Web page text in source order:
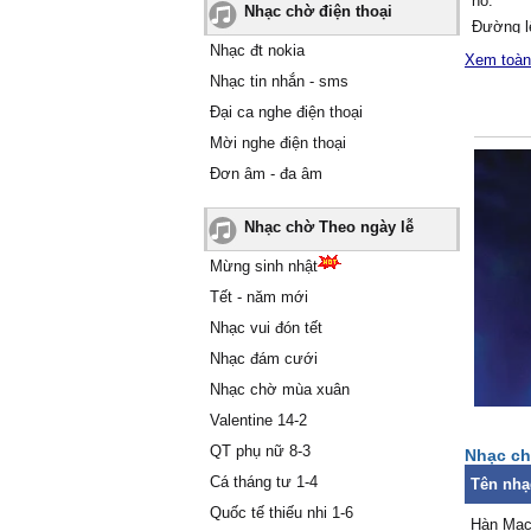
Nhạc chờ điện thoại
Nhạc đt nokia
Nhạc tin nhắn - sms
Đại ca nghe điện thoại
Mời nghe điện thoại
Đơn âm - đa âm
Nhạc chờ Theo ngày lễ
Mừng sinh nhật
Tết - năm mới
Nhạc vui đón tết
Nhạc đám cưới
Nhạc chờ mùa xuân
Valentine 14-2
QT phụ nữ 8-3
Cá tháng tư 1-4
Quốc tế thiếu nhi 1-6
Đường
tà nhớ
Đường
người
Ƭình
cho
đời
Ƭrách
thắm
Hồn
Xem
Nhạc
Tên
Hàn